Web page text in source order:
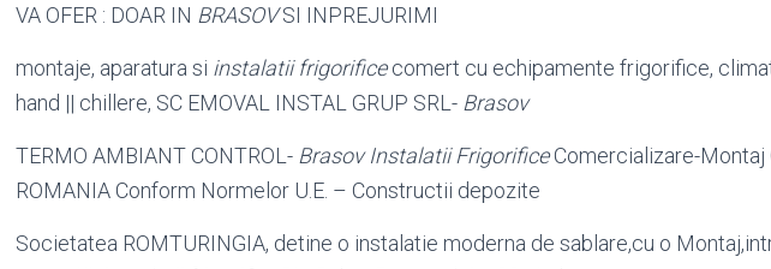
VA OFER : DOAR IN BRASOVSI INPREJURIMI
montaje, aparatura si instalatii frigorificecomert cu echipamente frigorifice,
hand || chillere, SC EMOVAL INSTAL GRUP SRL- Brasov
TERMO AMBIANT CONTROL- Brasov Instalatii FrigorificeComercializare-Montaj
ROMANIA Conform Normelor U.E. – Constructii depozite
Societatea ROMTURINGIA, detine o instalatie moderna de sablare,cu o Montaj